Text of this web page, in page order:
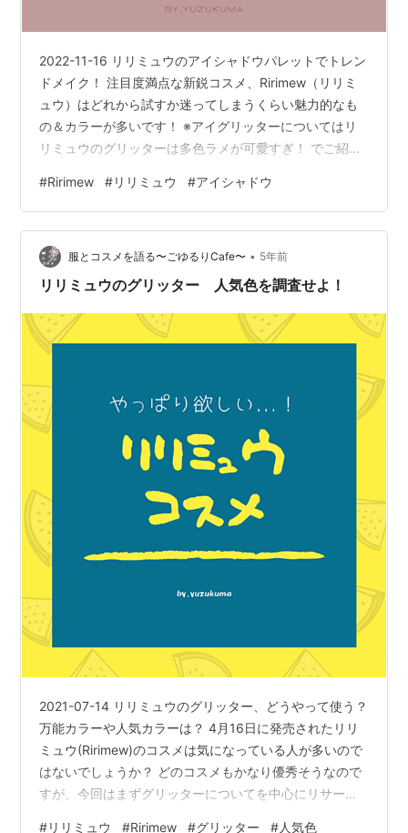
2022-11-16 リリミュウのアイシャドウパレットでトレン
ドメイク！ 注目度満点な新鋭コスメ、Ririmew（リリミ
ュウ）はどれから試すか迷ってしまうくらい魅力的なも
の＆カラーが多いです！ ※アイグリッターについてはリ
リミュウのグリッターは多色ラメが可愛すぎ！ でご紹介
ついてリサーチしてみました！ 使いやすそうなカラーが
4種類あるらしい！ どんな質感＆それぞれどんな色が入
っているアイパレなのか？気になるところを調べてみま
した♪ リリミュウのアイシャドウパレットでトレンドメイ
ク！ カラー展開・質感 オレンジアーモンド ティーロー
#Ririmew #リリミュウ #アイシャドウ
服とコスメを語る〜ごゆるりCafe〜 • 5年前
リリミュウのグリッター 人気色を調査せよ！
2021-07-14 リリミュウのグリッター、どうやって使う？
万能カラーや人気カラーは？ 4月16日に発売されたリリ
ミュウ(Ririmew)のコスメは気になっている人が多いので
はないでしょうか？ どのコスメもかなり優秀そうなので
すが、今回はまずグリッターについてを中心にリサーチ
#リリミュウ #Ririmew #グリッター #人気色